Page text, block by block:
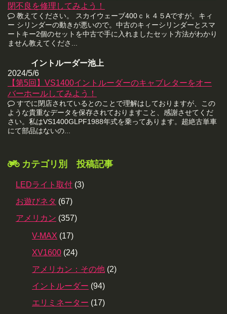
閉不良を修理してみよう！
教えてください。 スカイウェーブ400ｃｋ４５Aですが。キィ
ー シリンダーの動きが悪いので。中古のキィーシリンダーとスマ
ートキー2個のセットを中古で手に入れましたセット方法がわかり
ません教えてくださ...
イントルーダー池上
2024/5/6
【第5回】VS1400イントルーダーのキャブレターをオー
バーホールしてみよう！
すでに閉店されているとのことで理解はしておりますが、この
ような貴重なデータを保存されておりますこと、感謝させてくだ
さい。私はVS1400GLPF1988年式を乗ってあります。超絶古単車
にて部品はないの...
カテゴリ別 投稿記事
LEDライト取付 (3)
お遊びネタ (67)
アメリカン (357)
V-MAX (17)
XV1600 (24)
アメリカン：その他 (2)
イントルーダー (94)
エリミネーター (17)